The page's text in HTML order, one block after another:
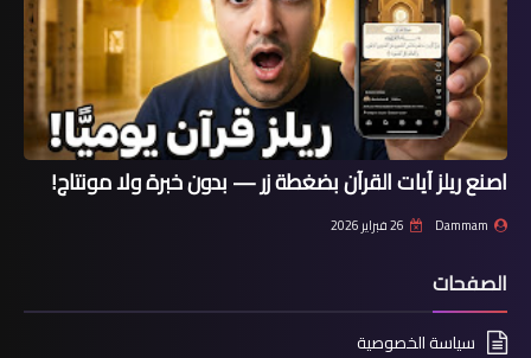
اصنع ريلز آيات القرآن بضغطة زر — بدون خبرة ولا مونتاج!
Dammam 26 فبراير 2026
الصفحات
سياسة الخصوصية